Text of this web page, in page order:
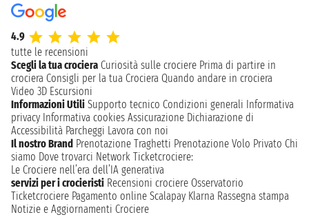
4.9
tutte le recensioni
Scegli la tua crociera Curiosità sulle crociere Prima di partire in
crociera Consigli per la tua Crociera Quando andare in crociera
Video 3D Escursioni
Informazioni Utili Supporto tecnico Condizioni generali Informativa
privacy Informativa cookies Assicurazione Dichiarazione di
Accessibilità Parcheggi Lavora con noi
Il nostro Brand Prenotazione Traghetti Prenotazione Volo Privato Chi
siamo Dove trovarci Network Ticketcrociere:
Le Crociere nell’era dell’IA generativa
servizi per i crocieristi Recensioni crociere Osservatorio
Ticketcrociere Pagamento online Scalapay Klarna Rassegna stampa
Notizie e Aggiornamenti Crociere